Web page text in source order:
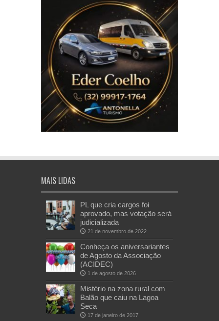
MAIS LIDAS
PL que cria cargos foi
aprovado, mas votação será
judicializada
21 de novembro de 2022
Conheça os aniversariantes
de Agosto da Associação
(ACIDEC)
1 de agosto de 2026
Mistério na zona rural com
Balão que caiu na Lagoa
Seca
17 de janeiro de 2017